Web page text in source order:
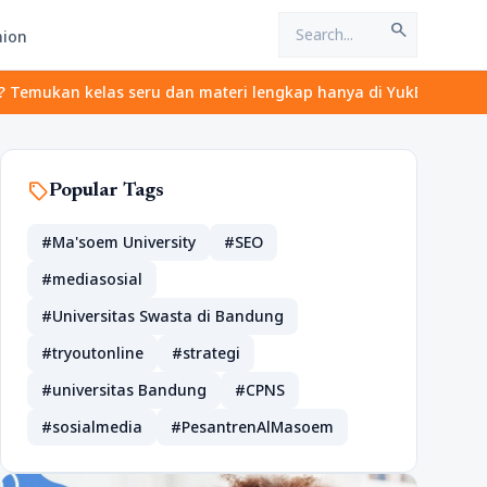
search
kelas seru dan materi lengkap hanya di YukBelajar.com.
sellPopular Tags
#Ma'soem University
#SEO
#mediasosial
#Universitas Swasta di Bandung
#tryoutonline
#strategi
#universitas Bandung
#CPNS
#sosialmedia
#PesantrenAlMasoem